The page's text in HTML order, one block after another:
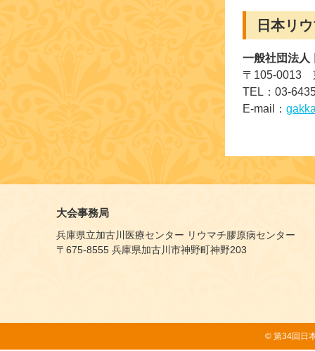
日本リ
一般社団法人
〒105-0013
TEL：03-
E-mail：
大会事務局
兵庫県立加古川医療センター リウマチ膠原病センター
〒675-8555 兵庫県加古川市神野町神野203
© 第34回日